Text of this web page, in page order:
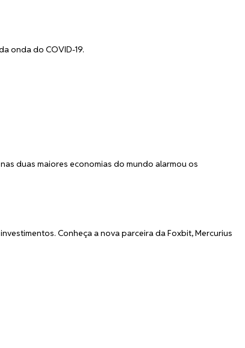
onda do COVID-19.
duas maiores economias do mundo alarmou os
Conheça a nova parceira da Foxbit, Mercurius